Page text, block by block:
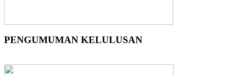
PENGUMUMAN KELULUSAN